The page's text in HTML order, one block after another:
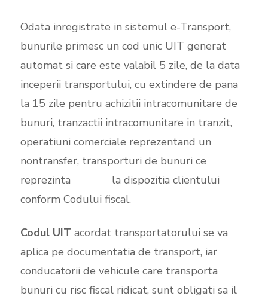
Odata inregistrate in sistemul e-Transport,
bunurile primesc un cod unic UIT generat
automat si care este valabil 5 zile, de la data
inceperii transportului, cu extindere de pana
la 15 zile pentru achizitii intracomunitare de
bunuri, tranzactii intracomunitare in tranzit,
operatiuni comerciale reprezentand un
nontransfer, transporturi de bunuri ce
reprezinta
la dispozitia clientului
conform Codului fiscal.
Codul UIT acordat transportatorului se va
aplica pe documentatia de transport, iar
conducatorii de vehicule care transporta
bunuri cu risc fiscal ridicat, sunt obligati sa il